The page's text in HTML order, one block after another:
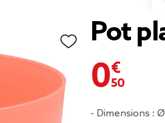
Pot
0,50 €
- Dimensions :